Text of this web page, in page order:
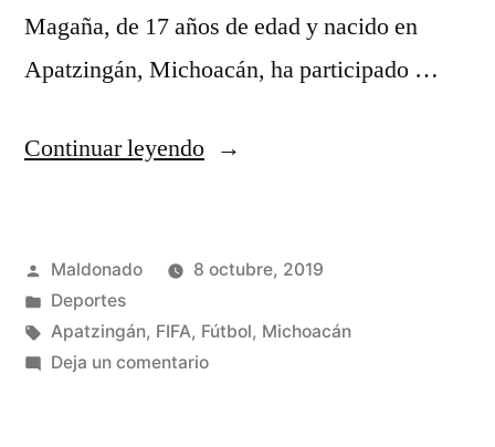
Magaña, de 17 años de edad y nacido en
Apatzingán, Michoacán, ha participado …
Continuar leyendo“Apatzinguense
de
fútbol
Sub
Publicado
por
Maldonado
8 octubre, 2019
Publicada
en
Deportes
Etiquetas:
Apatzingán, FIFA, Fútbol, Michoacán
Deja un comentarioen